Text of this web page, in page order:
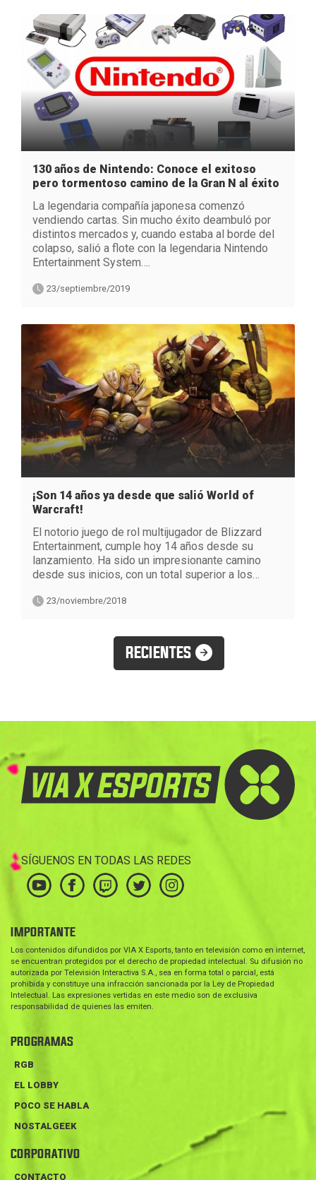
130 años de Nintendo: Conoce el exitoso
pero tormentoso camino de la Gran N al éxito
La legendaria compañía japonesa comenzó
vendiendo cartas. Sin mucho éxito deambuló por
distintos mercados y, cuando estaba al borde del
colapso, salió a flote con la legendaria Nintendo
Entertainment System….
23/septiembre/2019
¡Son 14 años ya desde que salió World of
Warcraft!
El notorio juego de rol multijugador de Blizzard
Entertainment, cumple hoy 14 años desde su
lanzamiento. Ha sido un impresionante camino
desde sus inicios, con un total superior a los…
23/noviembre/2018
RECIENTES
SÍGUENOS EN TODAS LAS REDES
IMPORTANTE
Los contenidos difundidos por VIA X Esports, tanto en televisión como en internet,
se encuentran protegidos por el derecho de propiedad intelectual. Su difusión no
autorizada por Televisión Interactiva S.A., sea en forma total o parcial, está
prohibida y constituye una infracción sancionada por la Ley de Propiedad
Intelectual. Las expresiones vertidas en este medio son de exclusiva
responsabilidad de quienes las emiten.
PROGRAMAS
RGB
EL LOBBY
POCO SE HABLA
NOSTALGEEK
CORPORATIVO
CONTACTO